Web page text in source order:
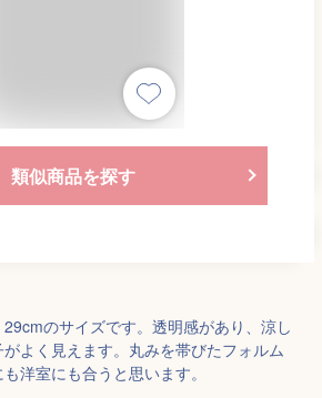
類似商品を探す
のサイズです。透明感があり、涼し
よく見えます。丸みを帯びたフォルム
洋室にも合うと思います。